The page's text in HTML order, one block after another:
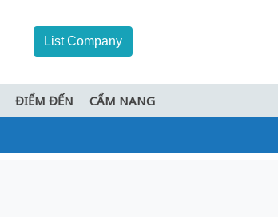
List Company
ĐIỂM ĐẾN CẨM NANG